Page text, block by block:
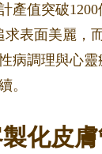
產值突破
求表面美麗，
病調理與心
。
化皮